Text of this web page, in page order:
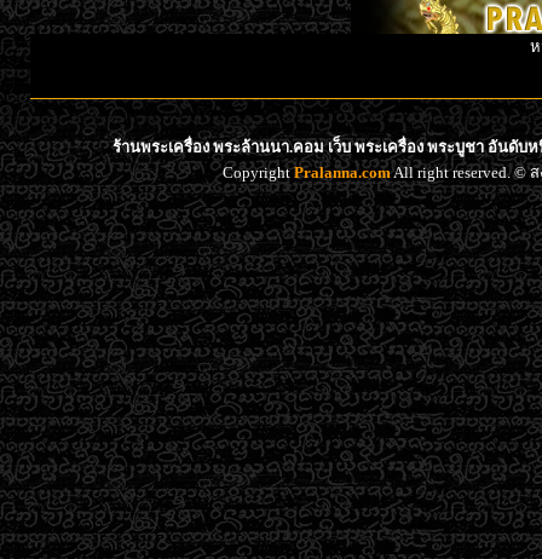
ร้านพระเครื่อง พระล้านนา.คอม เว็บ พระเครื่อง พระบูชา อันดับ
CopyrightPralanna.comAll right reserved. ©